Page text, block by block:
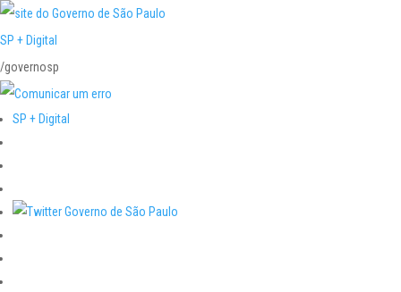
SP + Digital
/governosp
SP + Digital